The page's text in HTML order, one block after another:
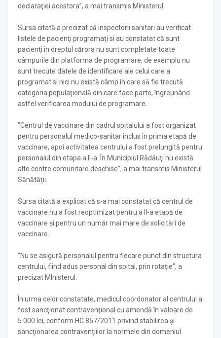
declaraţiei acestora”, a mai transmis Ministerul.
Sursa citată a precizat că inspectorii sanitari au verificat
listele de pacienţi programaţi si au constatat că sunt
pacienţi în dreptul cărora nu sunt completate toate
câmpurile din platforma de programare, de exemplu nu
sunt trecute datele de identificare ale celui care a
programat si nici nu există câmp în care să fie trecută
categoria populaţională din care face parte, îngreunând
astfel verificarea modului de programare.
”Centrul de vaccinare din cadrul spitalului a fost organizat
pentru personalul medico-sanitar inclus în prima etapă de
vaccinare, apoi activitatea centrului a fost prelungită pentru
personalul din etapa a II-a. În Municipiul Rădăuţi nu există
alte centre comunitare deschise”, a mai transmis Ministerul
Sănătăţii.
Sursa citată a explicat că s-a mai constatat că centrul de
vaccinare nu a fost reoptimizat pentru a II-a etapă de
vaccinare şi pentru un număr mai mare de solicitări de
vaccinare.
”Nu se asigură personalul pentru fiecare punct din structura
centrului, fiind adus personal din spital, prin rotaţie”, a
precizat MInisterul.
În urma celor constatate, medicul coordonator al centrului a
fost sancţionat contravenţional cu amendă în valoare de
5.000 lei, conform HG 857/2011 privind stabilirea şi
sancţionarea contravenţiilor la normele din domeniul